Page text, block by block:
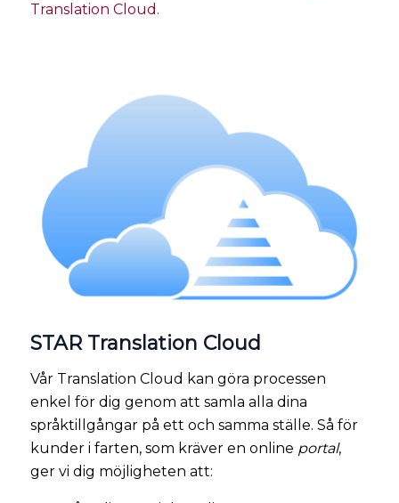
Translation Cloud.
STAR Translation Cloud
Vår Translation Cloud kan göra processen
enkel för dig genom att samla alla dina
språktillgångar på ett och samma ställe. Så för
kunder i farten, som kräver en online portal,
ger vi dig möjligheten att: